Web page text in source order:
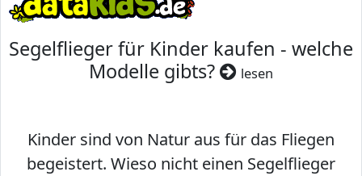
Segelflieger für Kinder kaufen - welche
Modelle gibts?
lesen
Kinder sind von Natur aus für das Fliegen
begeistert. Wieso nicht einen Segelflieger